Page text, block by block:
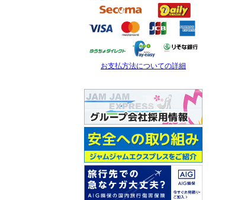
お支払方法についての詳細